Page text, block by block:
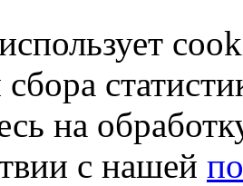
на
с нашей